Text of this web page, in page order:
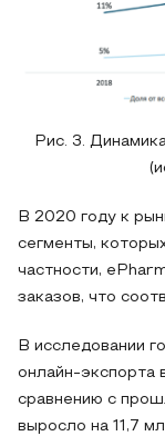
Рис. 3.
В 2020 году к
сегменты,
частности,
заказов, что
В исследовании
онлайн-экспорта
сравнению с
выросло на 11,7